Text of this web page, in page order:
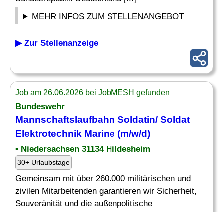
MEHR INFOS ZUM STELLENANGEBOT
▶ Zur Stellenanzeige
Job am 26.06.2026 bei JobMESH gefunden
Bundeswehr
Mannschaftslaufbahn Soldatin/ Soldat
Elektrotechnik Marine (m/w/d)
• Niedersachsen 31134 Hildesheim
30+ Urlaubstage
Gemeinsam mit über 260.000 militärischen und
zivilen Mitarbeitenden garantieren wir Sicherheit,
Souveränität und die außenpolitische